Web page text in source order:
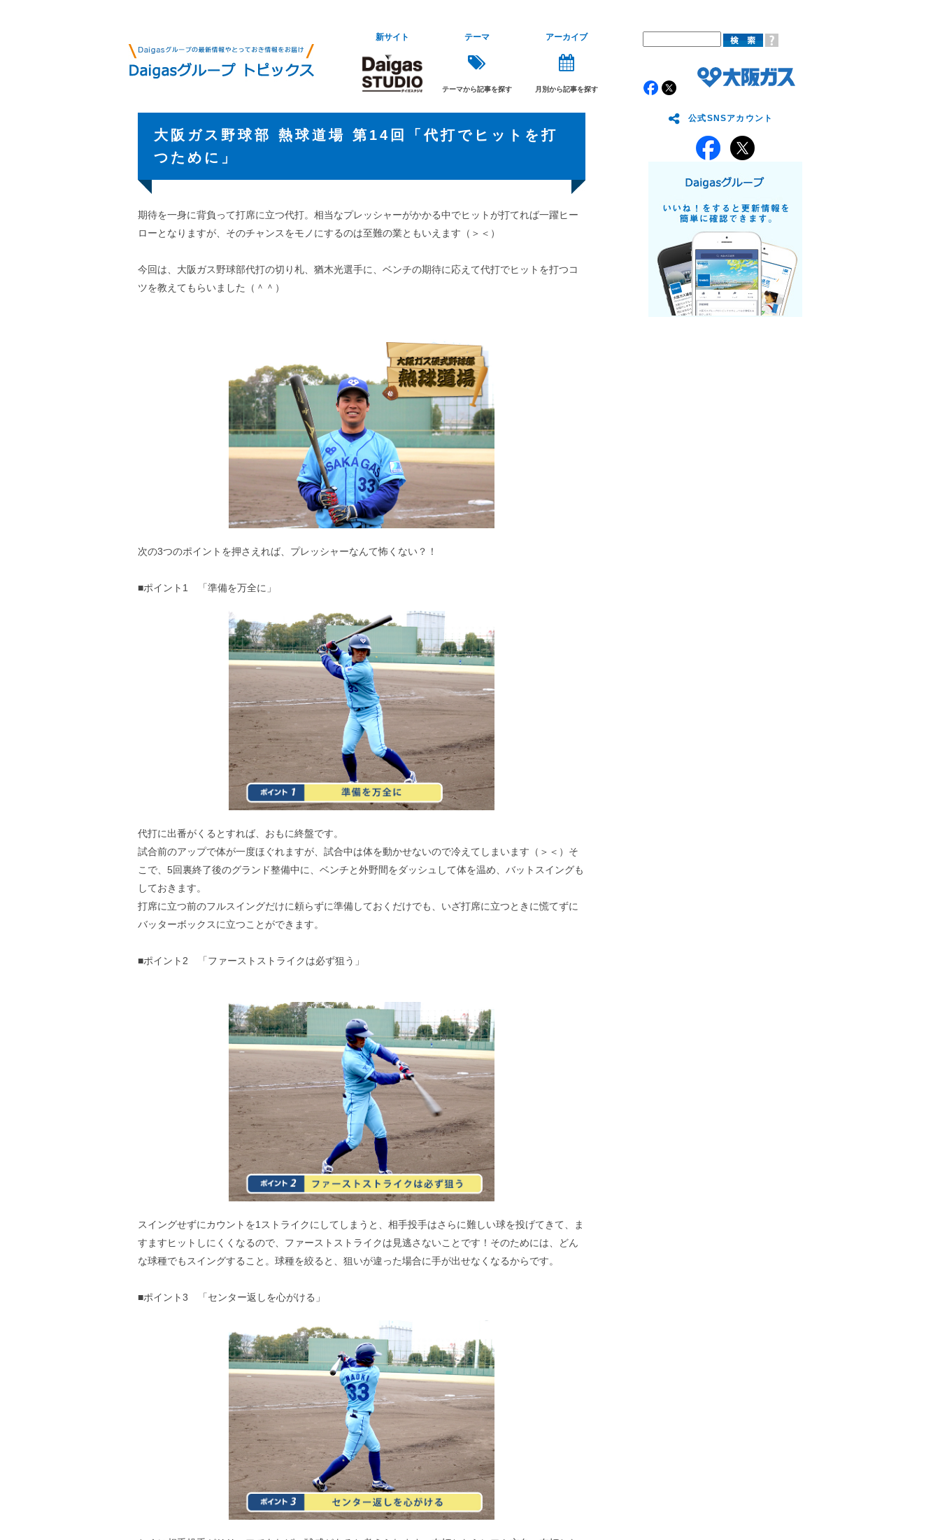
新サイト テーマ
テーマから記事を探す
アーカイブ
月別から記事を探す
大阪ガス野球部 熱球道場 第14回「代打でヒットを打
つために」
期待を一身に背負って打席に立つ代打。相当なプレッシャーがかかる中でヒットが打てれば一躍ヒー
ローとなりますが、そのチャンスをモノにするのは至難の業ともいえます（＞＜）
今回は、大阪ガス野球部代打の切り札、猶木光選手に、ベンチの期待に応えて代打でヒットを打つコ
ツを教えてもらいました（＾＾）
次の3つのポイントを押さえれば、プレッシャーなんて怖くない？！
■ポイント1 「準備を万全に」
代打に出番がくるとすれば、おもに終盤です。
試合前のアップで体が一度ほぐれますが、試合中は体を動かせないので冷えてしまいます（＞＜）そ
こで、5回裏終了後のグランド整備中に、ベンチと外野間をダッシュして体を温め、バットスイングも
しておきます。
打席に立つ前のフルスイングだけに頼らずに準備しておくだけでも、いざ打席に立つときに慌てずに
バッターボックスに立つことができます。
■ポイント2 「ファーストストライクは必ず狙う」
スイングせずにカウントを1ストライクにしてしまうと、相手投手はさらに難しい球を投げてきて、ま
すますヒットしにくくなるので、ファーストストライクは見逃さないことです！そのためには、どん
な球種でもスイングすること。球種を絞ると、狙いが違った場合に手が出せなくなるからです。
■ポイント3 「センター返しを心がける」
公式SNSアカウント